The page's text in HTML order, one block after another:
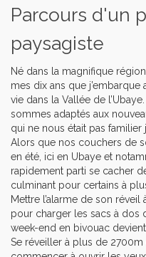
Parcours d'un
paysagiste
Né dans la magnifique
mes dix ans que
vie dans la Vallée de
sommes adaptés aux
qui ne nous était pas familier
Alors que nos couchers de
en été, ici en Ubaye et
rapidement parti se cacher
culminant pour certains à
Mettre l’alarme de son
pour charger les sacs à dos
week-end en bivouac
Se réveiller à plus de 2700m